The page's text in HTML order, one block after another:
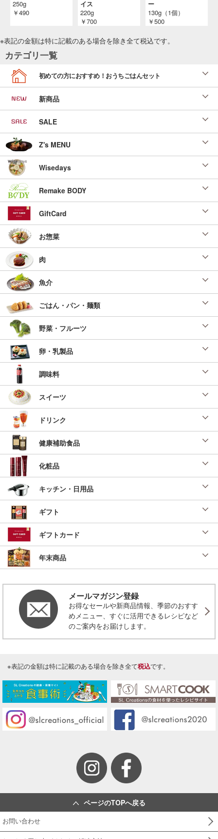
250g
￥490
イス
220g
￥700
ー
130g（1個）
￥500
※表記の金額は特に記載のある場合を除き全て税込です。
カテゴリ一覧
初めての方におすすめ！おうちごはんセット
新商品
SALE
Z's MENU
Wisedays
Remake BODY
GiftCard
お惣菜
肉
魚介
ごはん・パン・麺類
野菜・フルーツ
卵・乳製品
調味料
スイーツ
ドリンク
健康補助食品
化粧品
キッチン・日用品
ギフト
ギフトカード
年末商品
メールマガジン登録
お得なセールや新商品情報、季節のおすす
めメニュー、すぐに活用できるレシピなど
のご案内をお届けします。
※表記の金額は特に記載のある場合を除き全て税込です。
ページのTOPへ戻る
お問い合わせ